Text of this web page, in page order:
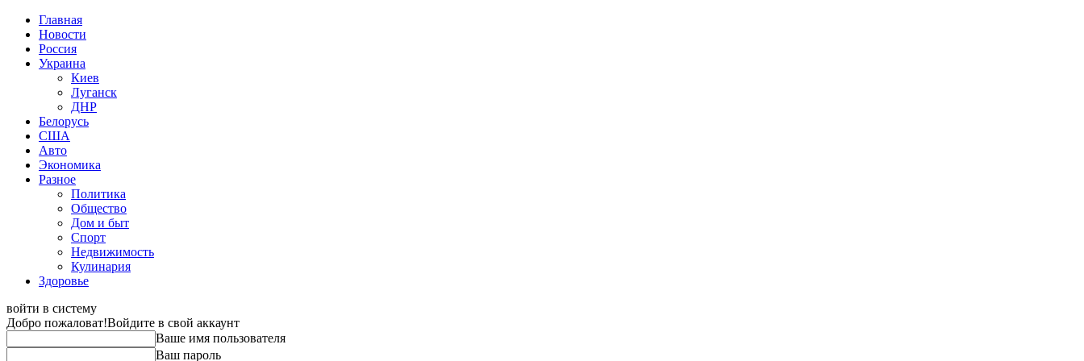
Главная
Новости
Россия
Украина
Киев
Луганск
ДНР
Белорусь
США
Авто
Экономика
Разное
Политика
Общество
Дом и быт
Спорт
Недвижимость
Кулинария
Здоровье
войти в систему
Добро пожаловат!Войдите в свой аккаунт
Ваше имя пользователя
Ваш пароль